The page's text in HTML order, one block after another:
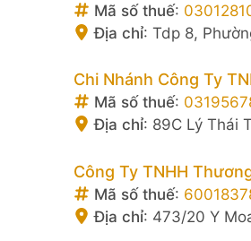
Mã số thuế:
Địa chỉ: Tdp 8,
Chi Nhánh Công Ty
Mã số thuế:
Địa chỉ: 89C Lý Thái
Công Ty TNHH
Mã số thuế:
Địa chỉ: 473/20 Y